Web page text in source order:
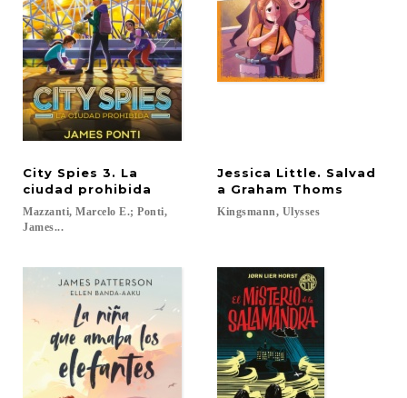
City Spies 3. La
ciudad prohibida
Mazzanti, Marcelo E.; Ponti,
James...
Jessica Little. Salvad
a Graham Thoms
Kingsmann, Ulysses